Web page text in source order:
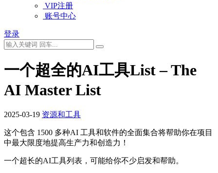
VIP注册
账号中心
登录
一个超全的AI工具List – The
AI Master List
2025-03-19 资源和工具
这个包含 1500 多种AI 工具和软件的全面集合将帮助你在项目
中最大限度地提高生产力和创造力！
一个超长的AI工具列表，可能给你不少启发和帮助。